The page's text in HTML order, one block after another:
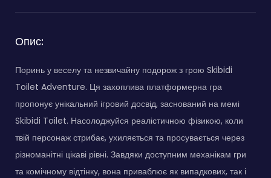
Опис:
Поринь у веселу та незвичайну подорож з грою Skibidi
Toilet Adventure. Ця захоплива платформерна гра
пропонує унікальний ігровий досвід, заснований на мемі
Skibidi Toilet. Насолоджуйся реалістичною фізикою, коли
твій персонаж стрибає, ухиляється та просувається через
різноманітні цікаві рівні. Завдяки доступним механікам гри
та комічному відтінку, вона приваблює як випадкових, так і